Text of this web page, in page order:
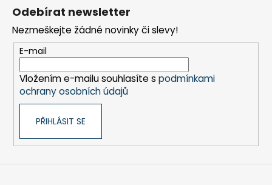
Odebírat newsletter
Nezmeškejte žádné novinky či slevy!
E-mail
Vložením e-mailu souhlasíte s podmínkami
ochrany osobních údajů
PŘIHLÁSIT SE